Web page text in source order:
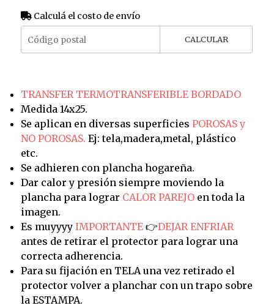
Calculá el costo de envío
CALCULAR
TRANSFER TERMOTRANSFERIBLE BORDADO
Medida 14x25.
Se aplican en diversas superficies POROSAS y
NO POROSAS. Ej: tela,madera,metal, plástico
etc.
Se adhieren con plancha hogareña.
Dar calor y presión siempre moviendo la
plancha para lograr CALOR PAREJOen toda la
imagen.
Es muyyyy IMPORTANTE👉DEJAR ENFRIAR
antes de retirar el protector para lograr una
correcta adherencia.
Para su fijación en TELA una vez retirado el
protector volver a planchar con un trapo sobre
la ESTAMPA.